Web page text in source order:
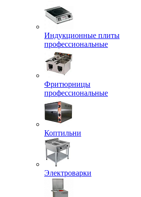
Индукционные плиты
профессиональные
Фритюрницы
профессиональные
Коптильни
Электроварки